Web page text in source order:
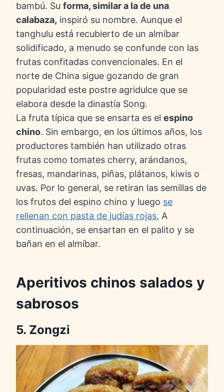
bambú. Su forma, similar a la de una
calabaza, inspiró su nombre. Aunque el
tanghulu está recubierto de un almíbar
solidificado, a menudo se confunde con las
frutas confitadas convencionales. En el
norte de China sigue gozando de gran
popularidad este postre agridulce que se
elabora desde la dinastía Song.
La fruta típica que se ensarta es el espino
chino. Sin embargo, en los últimos años, los
productores también han utilizado otras
frutas como tomates cherry, arándanos,
fresas, mandarinas, piñas, plátanos, kiwis o
uvas. Por lo general, se retiran las semillas de
los frutos del espino chino y luego se
rellenan con pasta de judías rojas. A
continuación, se ensartan en el palito y se
bañan en el almíbar.
Aperitivos chinos salados y
sabrosos
5. Zongzi